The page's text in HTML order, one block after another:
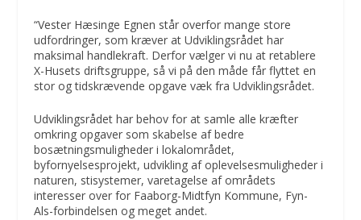
“Vester Hæsinge Egnen står overfor mange store
udfordringer, som kræver at Udviklingsrådet har
maksimal handlekraft. Derfor vælger vi nu at retablere
X-Husets driftsgruppe, så vi på den måde får flyttet en
stor og tidskrævende opgave væk fra Udviklingsrådet.
Udviklingsrådet har behov for at samle alle kræfter
omkring opgaver som skabelse af bedre
bosætningsmuligheder i lokalområdet,
byfornyelsesprojekt, udvikling af oplevelsesmuligheder i
naturen, stisystemer, varetagelse af områdets
interesser over for Faaborg-Midtfyn Kommune, Fyn-
Als-forbindelsen og meget andet.